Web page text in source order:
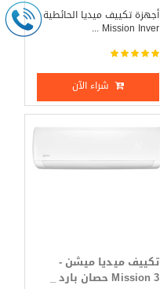
أجهزة تكييف ميديا الحائطية
Mission Inver ...
شراء الآن
تكييف ميديا ميشن -
Mission 3 حصان بارد _